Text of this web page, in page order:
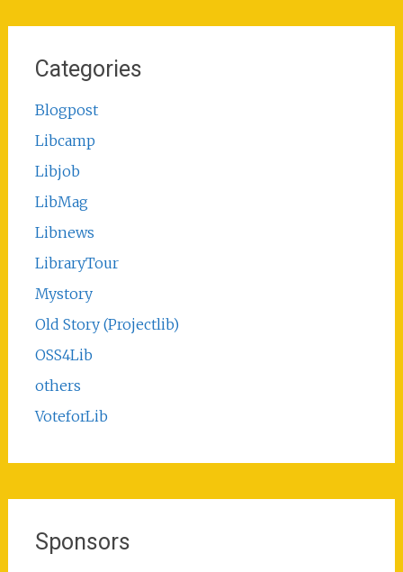
Categories
Blogpost
Libcamp
Libjob
LibMag
Libnews
LibraryTour
Mystory
Old Story (Projectlib)
OSS4Lib
others
VoteforLib
Sponsors